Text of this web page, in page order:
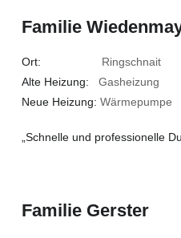
Familie
Ort: Ringschnait
Alte Heizung: Gasheizung
Neue Heizung: Wärmepumpe
„Schnelle und professionelle
Familie Gerster